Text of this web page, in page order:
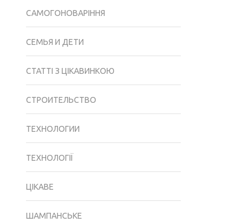
САМОГОНОВАРІННЯ
СЕМЬЯ И ДЕТИ
СТАТТІ З ЦІКАВИНКОЮ
СТРОИТЕЛЬСТВО
ТЕХНОЛОГИИ
ТЕХНОЛОГІЇ
ЦІКАВЕ
ШАМПАНСЬКЕ